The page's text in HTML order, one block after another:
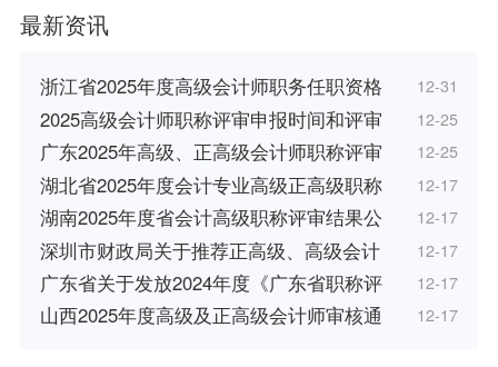
最新资讯
浙江省2025年度高级会计师职务任职资格 12-31
2025高级会计师职称评审申报时间和评审 12-25
广东2025年高级、正高级会计师职称评审 12-25
湖北省2025年度会计专业高级正高级职称 12-17
湖南2025年度省会计高级职称评审结果公 12-17
深圳市财政局关于推荐正高级、高级会计 12-17
广东省关于发放2024年度《广东省职称评 12-17
山西2025年度高级及正高级会计师审核通 12-17